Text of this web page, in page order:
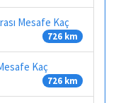
Mesafe Kaç
726 km
Kaç
726 km